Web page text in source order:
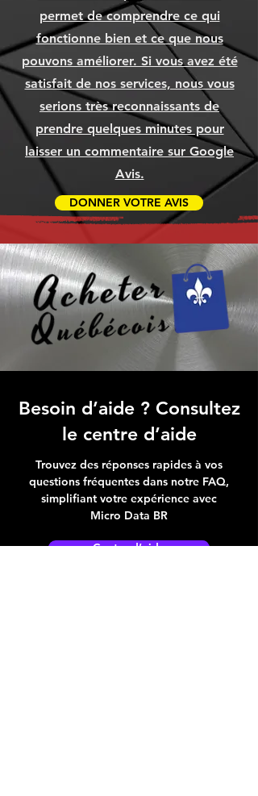
Ajouter au panier
Prix
69,99 $
Ajouter au panier
Prix
69,99 $
Ajouter au panier
Prix
69,99 $
Ajouter au panier
Prix
69,99 $
Ajouter au panier
[COMMANDE]
Prix
79,99 $
Ajouter au panier
[COMMANDE]
Prix
79,99 $
Ajouter au panier
Prix
79,99 $
Ajouter au panier
Prix
69,99 $
Ajouter au panier
WIN11
Prix
1 049,99 $
Ajouter au panier
Ajouter au panier
Ajouter au panier
Ajouter au panier
Ajouter au panier
Ajouter au panier
permet de comprendre ce qui
fonctionne bien et ce que nous
pouvons améliorer. Si vous avez été
satisfait de nos services, nous vous
serions très reconnaissants de
prendre quelques minutes pour
laisser un commentaire sur Google
Avis.
DONNER VOTRE AVIS
Besoin d’aide ? Consultez
le centre d’aide
Trouvez des réponses rapides à vos
questions fréquentes dans notre FAQ,
simplifiant votre expérience avec
Micro Data BR
Centre d’aide